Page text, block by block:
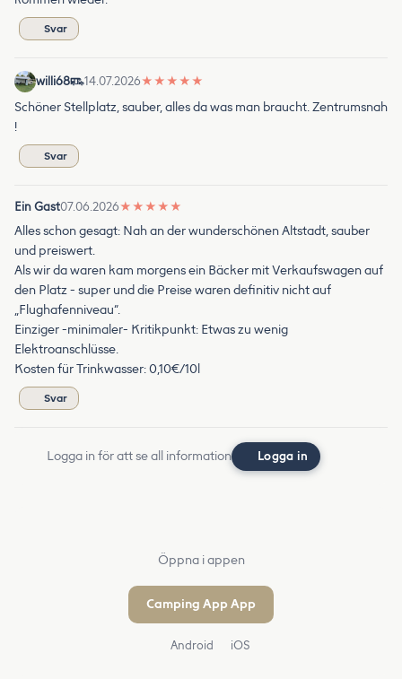
Svar
willi68 14.07.2026★ ★ ★ ★ ★
Schöner Stellplatz, sauber, alles da was man braucht. Zentrumsnah
!
Svar
Ein Gast07.06.2026★ ★ ★ ★ ★
Alles schon gesagt: Nah an der wunderschönen Altstadt, sauber
und preiswert.
Als wir da waren kam morgens ein Bäcker mit Verkaufswagen auf
den Platz - super und die Preise waren definitiv nicht auf
„Flughafenniveau“.
Einziger -minimaler- Kritikpunkt: Etwas zu wenig
Elektroanschlüsse.
Kosten für Trinkwasser: 0,10€/10l
Svar
Logga in för att se all information Logga in
Öppna i appen
Camping App App
Android iOS